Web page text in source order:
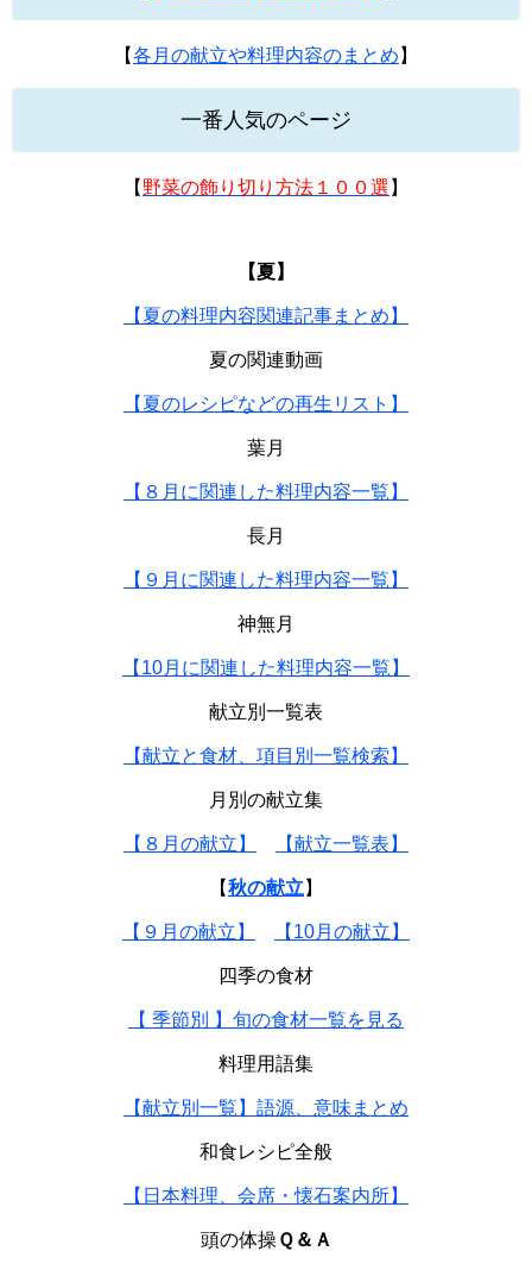
【各月の献立や料理内容のまとめ 】
一番人気のページ
【 野菜の飾り切り方法１００選 】
【夏】
【夏の料理内容関連記事まとめ】
夏の関連動画
【夏のレシピなどの再生リスト】
葉月
【８月に関連した料理内容一覧】
長月
【９月に関連した料理内容一覧】
神無月
【10月に関連した料理内容一覧】
献立別一覧表
【献立と食材、項目別一覧検索】
月別の献立集
【８月の献立】 【献立一覧表】
【秋の献立 】
【９月の献立】 【10月の献立】
四季の食材
【 季節別 】旬の食材一覧を見る
料理用語集
【献立別一覧】語源、意味まとめ
和食レシピ全般
【日本料理、会席・懐石案内所】
頭の体操Ｑ＆Ａ